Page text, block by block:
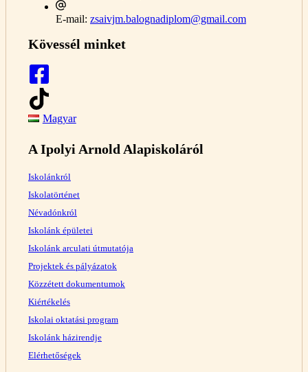
E-mail: zsaivjm.balognadiplom@gmail.com
Kövessél minket
Magyar
A Ipolyi Arnold Alapiskoláról
Iskolánkról
Iskolatörténet
Névadónkról
Iskolánk épületei
Iskolánk arculati útmutatója
Projektek és pályázatok
Közzétett dokumentumok
Kiértékelés
Iskolai oktatási program
Iskolánk házirendje
Elérhetőségek